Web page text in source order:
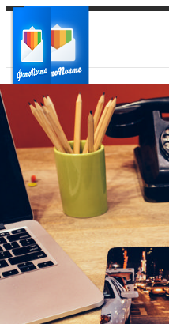
Ваш город:
Ваш регион доставки
Выберите из списка: